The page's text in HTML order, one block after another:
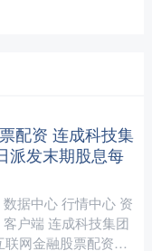
配资 连成科技集
派发末期股息每
据中心 行情中心 资
户端 连成科技集团
联网金融股票配资，